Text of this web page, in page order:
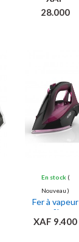
2400w
28.000
En stock (
Nouveau )
Fer à vapeur
sans fil pour
vêtements
XAF 9.400